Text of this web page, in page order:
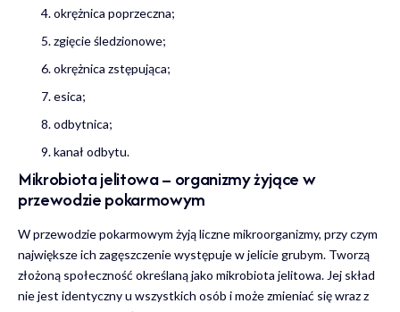
okrężnica poprzeczna;
zgięcie śledzionowe;
okrężnica zstępująca;
esica;
odbytnica;
kanał odbytu.
Mikrobiota jelitowa – organizmy żyjące w
przewodzie pokarmowym
W przewodzie pokarmowym żyją liczne mikroorganizmy, przy czym
największe ich zagęszczenie występuje w jelicie grubym. Tworzą
złożoną społeczność określaną jako mikrobiota jelitowa. Jej skład
nie jest identyczny u wszystkich osób i może zmieniać się wraz z